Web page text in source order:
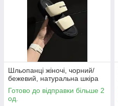
Шльопанці жіночі, чорний/
бежевий, натуральна шкіра
Готово до відправки більше 2
од.